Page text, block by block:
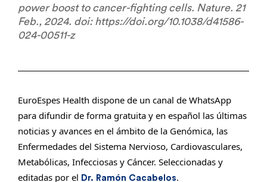
power boost to cancer-fighting cells. Nature. 21
Feb., 2024. doi: https://doi.org/10.1038/d41586-
024-00511-z
EuroEspes Health dispone de un canal de WhatsApp
para difundir de forma gratuita y en español las últimas
noticias y avances en el ámbito de la Genómica, las
Enfermedades del Sistema Nervioso, Cardiovasculares,
Metabólicas, Infecciosas y Cáncer. Seleccionadas y
editadas por el Dr. Ramón Cacabelos.